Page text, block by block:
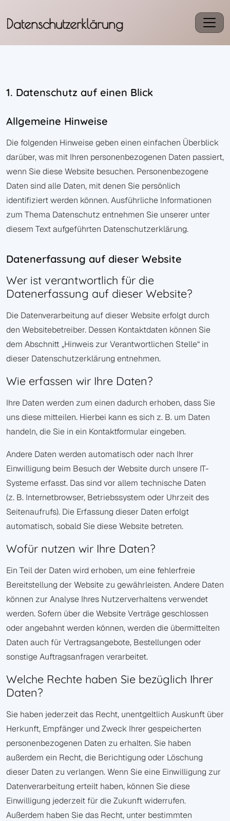
Datenschutzerklärung
1. Datenschutz auf einen Blick
Allgemeine Hinweise
Die folgenden Hinweise geben einen einfachen Überblick
darüber, was mit Ihren personenbezogenen Daten passiert,
wenn Sie diese Website besuchen. Personenbezogene
Daten sind alle Daten, mit denen Sie persönlich
identifiziert werden können. Ausführliche Informationen
zum Thema Datenschutz entnehmen Sie unserer unter
diesem Text aufgeführten Datenschutzerklärung.
Datenerfassung auf dieser Website
Wer ist verantwortlich für die
Datenerfassung auf dieser Website?
Die Datenverarbeitung auf dieser Website erfolgt durch
den Websitebetreiber. Dessen Kontaktdaten können Sie
dem Abschnitt „Hinweis zur Verantwortlichen Stelle“ in
dieser Datenschutzerklärung entnehmen.
Wie erfassen wir Ihre Daten?
Ihre Daten werden zum einen dadurch erhoben, dass Sie
uns diese mitteilen. Hierbei kann es sich z. B. um Daten
handeln, die Sie in ein Kontaktformular eingeben.
Andere Daten werden automatisch oder nach Ihrer
Einwilligung beim Besuch der Website durch unsere IT-
Systeme erfasst. Das sind vor allem technische Daten
(z. B. Internetbrowser, Betriebssystem oder Uhrzeit des
Seitenaufrufs). Die Erfassung dieser Daten erfolgt
automatisch, sobald Sie diese Website betreten.
Wofür nutzen wir Ihre Daten?
Ein Teil der Daten wird erhoben, um eine fehlerfreie
Bereitstellung der Website zu gewährleisten. Andere Daten
können zur Analyse Ihres Nutzerverhaltens verwendet
werden. Sofern über die Website Verträge geschlossen
oder angebahnt werden können, werden die übermittelten
Daten auch für Vertragsangebote, Bestellungen oder
sonstige Auftragsanfragen verarbeitet.
Welche Rechte haben Sie bezüglich Ihrer
Daten?
Sie haben jederzeit das Recht, unentgeltlich Auskunft über
Herkunft, Empfänger und Zweck Ihrer gespeicherten
personenbezogenen Daten zu erhalten. Sie haben
außerdem ein Recht, die Berichtigung oder Löschung
dieser Daten zu verlangen. Wenn Sie eine Einwilligung zur
Datenverarbeitung erteilt haben, können Sie diese
Einwilligung jederzeit für die Zukunft widerrufen.
Außerdem haben Sie das Recht, unter bestimmten